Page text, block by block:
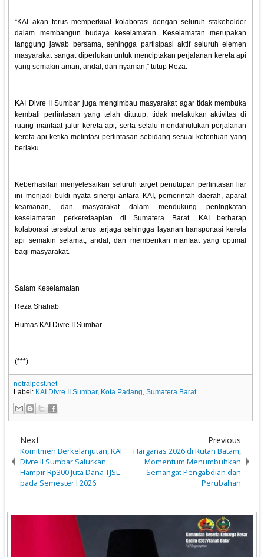
“KAI akan terus memperkuat kolaborasi dengan seluruh stakeholder
dalam membangun budaya keselamatan. Keselamatan merupakan
tanggung jawab bersama, sehingga partisipasi aktif seluruh elemen
masyarakat sangat diperlukan untuk menciptakan perjalanan kereta api
yang semakin aman, andal, dan nyaman,” tutup Reza.
KAI Divre II Sumbar juga mengimbau masyarakat agar tidak membuka
kembali perlintasan yang telah ditutup, tidak melakukan aktivitas di
ruang manfaat jalur kereta api, serta selalu mendahulukan perjalanan
kereta api ketika melintasi perlintasan sebidang sesuai ketentuan yang
berlaku.
Keberhasilan menyelesaikan seluruh target penutupan perlintasan liar
ini menjadi bukti nyata sinergi antara KAI, pemerintah daerah, aparat
keamanan, dan masyarakat dalam mendukung peningkatan
keselamatan perkeretaapian di Sumatera Barat. KAI berharap
kolaborasi tersebut terus terjaga sehingga layanan transportasi kereta
api semakin selamat, andal, dan memberikan manfaat yang optimal
bagi masyarakat.
Salam Keselamatan
Reza Shahab
Humas KAI Divre II Sumbar
(***)
netralpost.net
Label: KAI Divre II Sumbar, Kota Padang,Sumatera Barat
Next
Komitmen Berkelanjutan, KAI
Divre II Sumbar Salurkan
Hampir Rp300 Juta Dana TJSL
pada Semester I 2026
Previous
Harganas 2026 di Rutan Batam,
Momentum Menumbuhkan
Semangat Pengabdian dan
Perubahan